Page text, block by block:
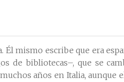
mismo escribe que era
de bibliotecas–, que se
años en Italia,